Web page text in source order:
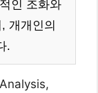
인 조화와
개개인의
.